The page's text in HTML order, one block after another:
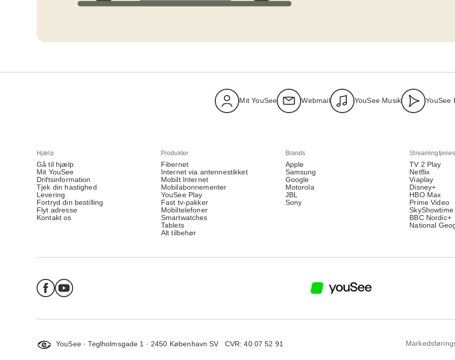
Mit YouSee Webmail YouSee Musik YouSee
Hjælp
Gå til hjælp
Mit YouSee
Driftsinformation
Tjek din hastighed
Levering
Fortryd din bestilling
Flyt adresse
Kontakt os
Produkter
Fibernet
Internet via antennestikket
Mobilt Internet
Mobilabonnementer
YouSee Play
Fast tv-pakker
Mobiltelefoner
Smartwatches
Tablets
Alt tilbehør
Brands
Apple
Samsung
Google
Motorola
JBL
Sony
TV 2 Play
Netflix
Viaplay
Disney+
HBO Max
Prime Video
SkyShowtime
BBC Nordic+
National
YouSee · Teglholmsgade 1 · 2450 København SV CVR: 40 07 52 91